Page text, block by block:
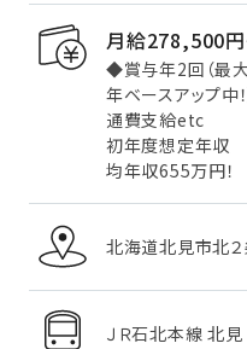
月給278,500
◆賞与年2回（最
年ベースアップ
通費支給etc
初年度想定年
均年収655万円！
北海道北見市北
ＪＲ石北本線 北見